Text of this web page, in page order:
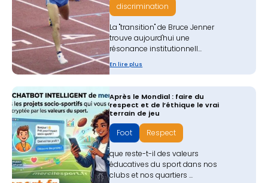
discrimination
La "transition" de Bruce Jenner
trouve aujourd'hui une
résonance institutionnell...
En lire plus
Après le Mondial : faire du
respect et de l’éthique le vrai
terrain de jeu
Foot Respect
que reste-t-il des valeurs
éducatives du sport dans nos
clubs et nos quartiers ...